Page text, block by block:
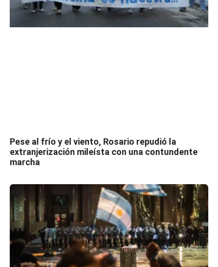
Pese al frío y el viento, Rosario repudió la
extranjerización mileísta con una contundente
marcha